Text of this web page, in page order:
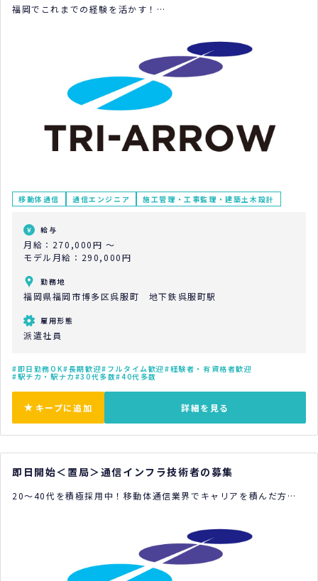
福岡でこれまでの経験を活かす！
移動体通信 通信エンジニア 施工管理・工事監理・建築土木設計
給与
月給：270,000円 ～
モデル月給：290,000円
勤務地
福岡県福岡市博多区呉服町 地下鉄呉服町駅
雇用形態
派遣社員
即日勤務OK 長期歓迎 フルタイム歓迎 経験者・有資格者歓迎
駅チカ・駅ナカ 30代多数 40代多数
キープに追加 詳細を見る
即日開始＜置局＞通信インフラ技術者の募集
20～40代を積極採用中！移動体通信業界でキャリアを積んだ方に